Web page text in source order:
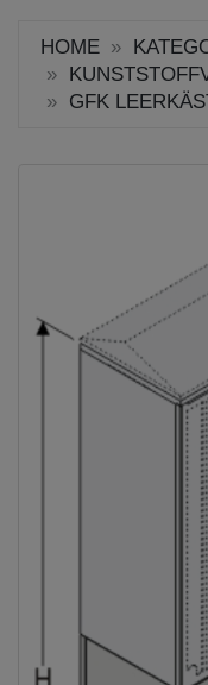
HOME
GFK